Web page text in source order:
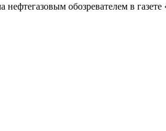
обозревателем в